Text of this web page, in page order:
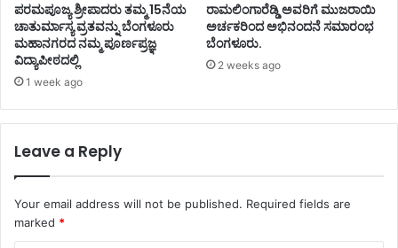
ಪರಮಪೂಜ್ಯ ಶ್ರೀಪಾದರು ತಮ್ಮ 15ನೆಯ
ಚಾತುರ್ಮಾಸ್ಯ ವ್ರತವನ್ನು ಬೆಂಗಳೂರು
ಮಹಾನಗರದ ನಮ್ಮ ಪೂರ್ಣಪ್ರಜ್ಞ
ವಿದ್ಯಾಪೀಠದಲ್ಲಿ
1 week ago
ರಾಮಲಿಂಗಾರೆಡ್ಡಿ ಅವರಿಗೆ ಮುಜರಾಯಿ
ಅರ್ಚಕರಿಂದ ಅಭಿನಂದನೆ ಸಮಾರಂಭ
ಬೆಂಗಳೂರು.
2 weeks ago
Leave a Reply
Your email address will not be published. Required fields are
marked *